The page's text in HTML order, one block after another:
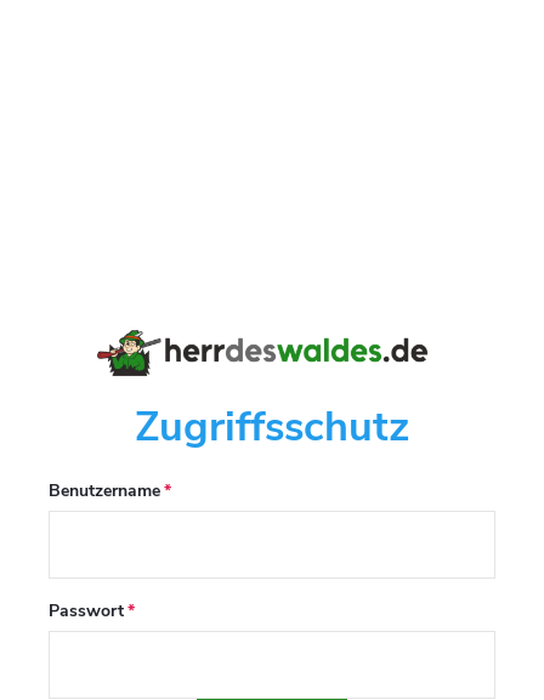
Zugriffsschutz
Benutzername
Passwort